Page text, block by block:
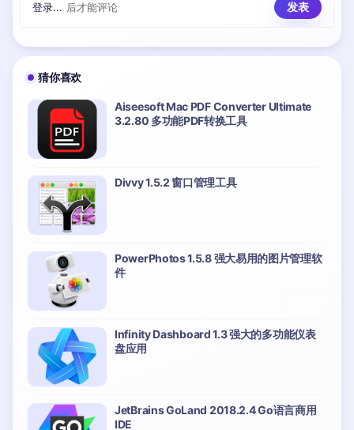
登录... 后才能评论
猜你喜欢
Aiseesoft Mac PDF Converter Ultimate
3.2.80 多功能PDF转换工具
Divvy 1.5.2 窗口管理工具
PowerPhotos 1.5.8 强大易用的图片管理软
件
Infinity Dashboard 1.3 强大的多功能仪表
盘应用
JetBrains GoLand 2018.2.4 Go语言商用
IDE